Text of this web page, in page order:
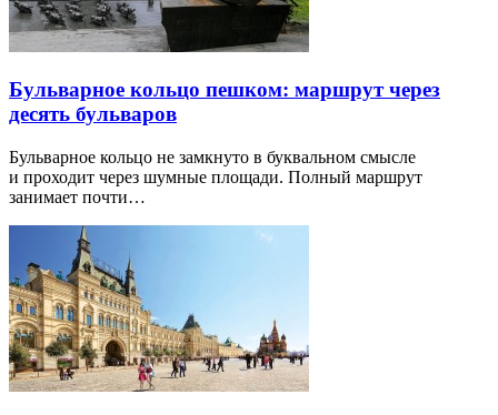
Бульварное кольцо пешком: маршрут через
десять бульваров
Бульварное кольцо не замкнуто в буквальном смысле
и проходит через шумные площади. Полный маршрут
занимает почти…